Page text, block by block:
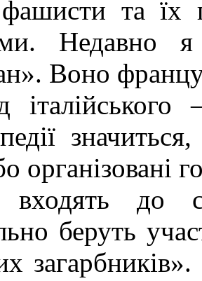
та їх
Недавно я
Воно
організовані
до
беруть